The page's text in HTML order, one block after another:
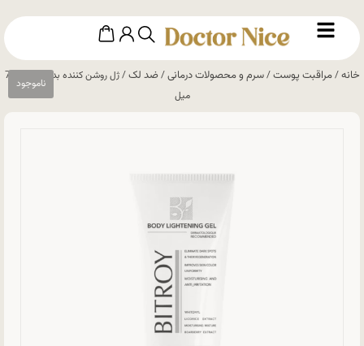
خانه/مراقبت پوست/سرم و محصولات درمانی/ضد لک
/ ژل روشن کننده بدن بیتروی 75
میل